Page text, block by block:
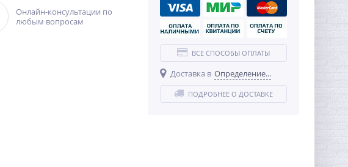
Онлайн-консультации по
любым вопросам
ВСЕ СПОСОБЫ ОПЛАТЫ
Доставка в Определение...
ПОДРОБНЕЕ О ДОСТАВКЕ